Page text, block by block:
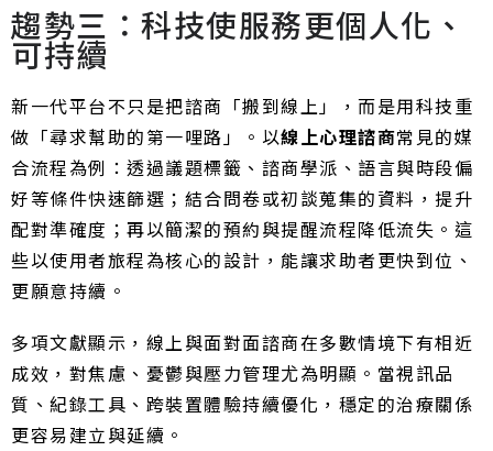
趨勢三：科技使服務更個人化、
可持續
新一代平台不只是把諮商「搬到線上」，而是用科技重
做「尋求幫助的第一哩路」。以線上心理諮商常見的媒
合流程為例：透過議題標籤、諮商學派、語言與時段偏
好等條件快速篩選；結合問卷或初談蒐集的資料，提升
配對準確度；再以簡潔的預約與提醒流程降低流失。這
些以使用者旅程為核心的設計，能讓求助者更快到位、
更願意持續。
多項文獻顯示，線上與面對面諮商在多數情境下有相近
成效，對焦慮、憂鬱與壓力管理尤為明顯。當視訊品
質、紀錄工具、跨裝置體驗持續優化，穩定的治療關係
更容易建立與延續。